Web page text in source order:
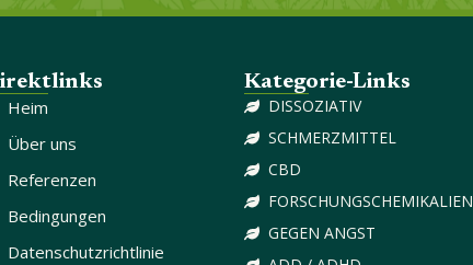
Heim
Über uns
Referenzen
Bedingungen
Datenschutzrichtlinie
Kategorie-Links
DISSOZIATIV
SCHMERZMITTEL
CBD
FORSCHUNGSCHEMIKALIEN
GEGEN ANGST